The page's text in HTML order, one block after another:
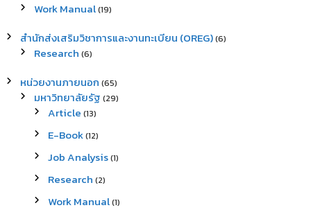
Work Manual(19)
สำนักส่งเสริมวิชาการและงานทะเบียน (OREG)(6)
Research (6)
หน่วยงานภายนอก (65)
มหาวิทยาลัยรัฐ (29)
Article (13)
E-Book(12)
Job Analysis(1)
Research (2)
Work Manual(1)